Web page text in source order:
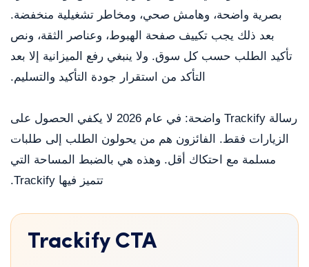
بصرية واضحة، وهامش صحي، ومخاطر تشغيلية منخفضة.
بعد ذلك يجب تكييف صفحة الهبوط، وعناصر الثقة، ونص
تأكيد الطلب حسب كل سوق. ولا ينبغي رفع الميزانية إلا بعد
التأكد من استقرار جودة التأكيد والتسليم.
رسالة Trackify واضحة: في عام 2026 لا يكفي الحصول على
الزيارات فقط. الفائزون هم من يحولون الطلب إلى طلبات
مسلمة مع احتكاك أقل. وهذه هي بالضبط المساحة التي
تتميز فيها Trackify.
Trackify CTA